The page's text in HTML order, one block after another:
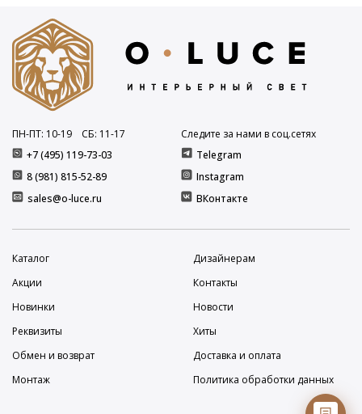
+7 (495) 119-73-03
8 (981) 815-52-89
ПН-ПТ: 10-19 СБ: 11-17
sales@o-luce.ru
Следите за нами в соц.сетях
Telegram
Instagram
ВКонтакте
Каталог
Дизайнерам
Акции
Контакты
Новинки
Новости
Реквизиты
Хиты
Обмен и возврат
Доставка и оплата
Монтаж
Политика обработки данных